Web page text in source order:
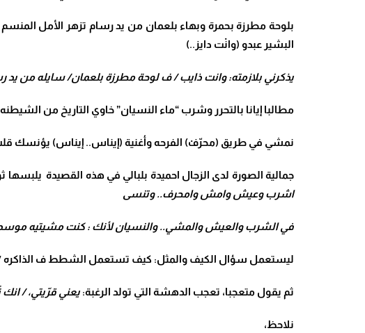
بلوحة مطرزة بحمرة وبهاء بلعمان من يد رسام تزهر الأمل
البشير عبدو (وانْت دايز..)
يذكرني بلازمته: وانت ذايب / ف لوحة مطرزة بلعمان/ سايله من يد
مطالبا إيانا بالتحرر وشرب “ماء النسيان” خاوي التاريخ من
نمشي في طريق (محرّفْ) الفرحه وأغنية (إيناس.. إيناس) يؤنسك
جمالية الصورة لدى الزجال احميدة بلبالي في هذه القصيدة يلبسها
اشرب وعيش وامش وامحرف.. وتنسى
في الشرب والعيش والمشي.. والنسيان لأنك : كنت مشيتيه
ليستعمل سؤال الكيف والمثل: كيف تستعمل الشطط ف
ثم يقول متعجبا، تعجب الدهشة التي تولد الرغبة: يعني قرّيتي، /
نلاحظ،